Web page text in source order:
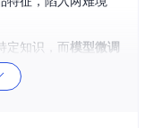
定知识，而模型微调
特定任务）正是解决
模型微调，无需深
。